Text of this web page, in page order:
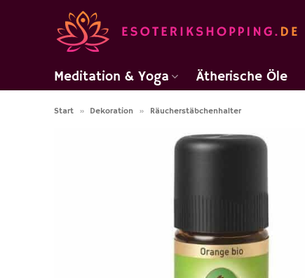
Meditation & Yoga Ätherische Öle
Start » Dekoration » Räucherstäbchenhalter